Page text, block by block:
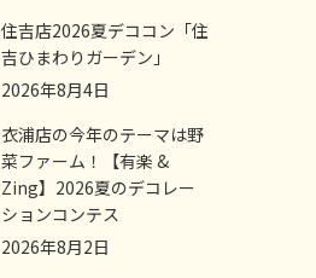
住吉店2026夏デココン「住
吉ひまわりガーデン」
2026年8月4日
衣浦店の今年のテーマは野
菜ファーム！【有楽 &
Zing】2026夏のデコレー
ションコンテス
2026年8月2日